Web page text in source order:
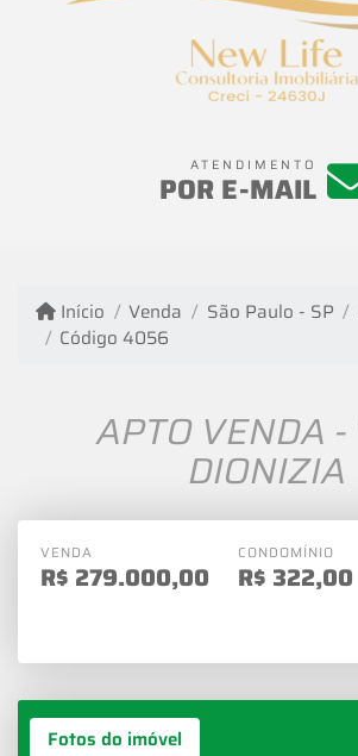
ATENDIMENTO
POR E-MAIL
Início Venda São Paulo - SP
Código 4056
APTO VENDA
DIONIZIA
VENDA
R$ 279.000,00
CONDOMÍNIO
R$ 322,00
Fotos do imóvel